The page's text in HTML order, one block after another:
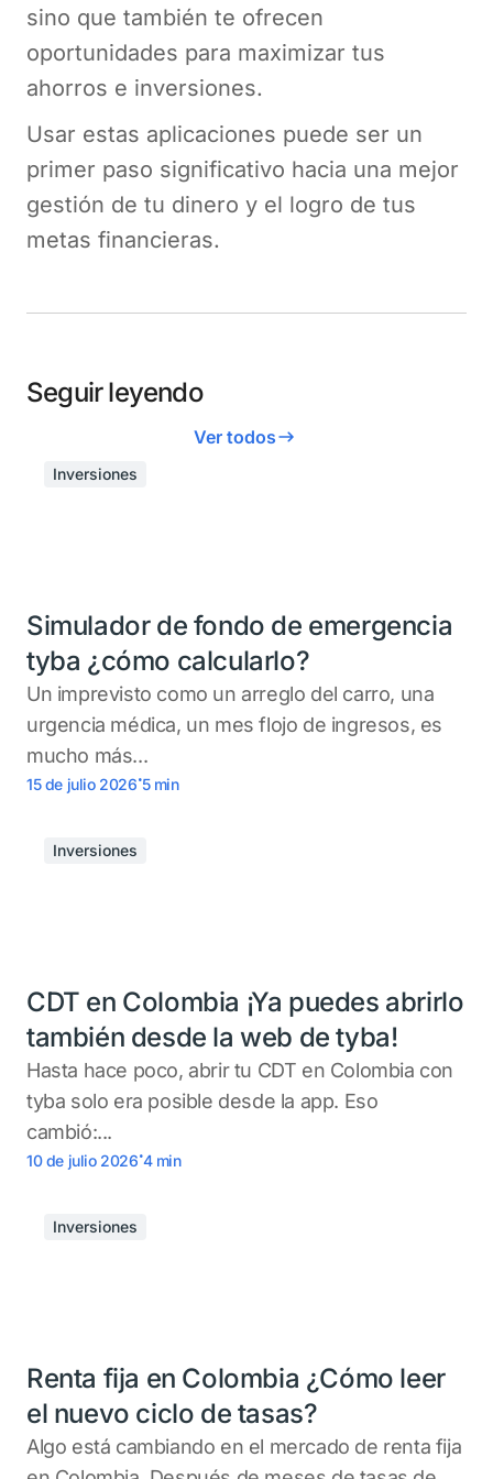
sino que también te ofrecen
oportunidades para maximizar tus
ahorros e inversiones.
Usar estas aplicaciones puede ser un
primer paso significativo hacia una mejor
gestión de tu dinero y el logro de tus
metas financieras.
Seguir leyendo
Ver todos
Inversiones
Simulador de fondo de emergencia
tyba ¿cómo calcularlo?
Un imprevisto como un arreglo del carro, una
urgencia médica, un mes flojo de ingresos, es
mucho más...
15 de julio 2026.5 min
Inversiones
CDT en Colombia ¡Ya puedes abrirlo
también desde la web de tyba!
Hasta hace poco, abrir tu CDT en Colombia con
tyba solo era posible desde la app. Eso
cambió:...
10 de julio 2026.4 min
Inversiones
Renta fija en Colombia ¿Cómo leer
el nuevo ciclo de tasas?
Algo está cambiando en el mercado de renta fija